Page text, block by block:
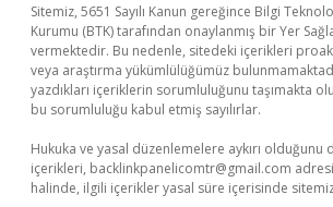
Sitemiz, 5651 Sayılı Kanun gereğince Bilgi
Kurumu (BTK) tarafından onaylanmış bir Yer
vermektedir. Bu nedenle, sitedeki içerikleri
veya araştırma yükümlülüğümüz
yazdıkları içeriklerin sorumluluğunu taşımakta
bu sorumluluğu kabul etmiş sayılırlar.
Hukuka ve yasal düzenlemelere aykırı olduğunu
içerikleri, backlinkpanelicomtr@gmail.com
halinde, ilgili içerikler yasal süre içerisinde